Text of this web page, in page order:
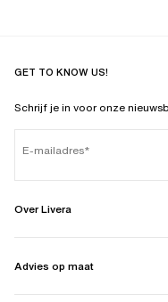
GET TO KNOW US!
Schrijf je in voor onze
E-mailadres
Over Livera
Advies op maat